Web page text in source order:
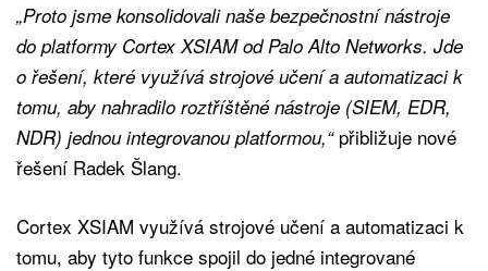
„Proto jsme konsolidovali naše bezpečnostní nástroje
do platformy Cortex XSIAM od Palo Alto Networks. Jde
o řešení, které využívá strojové učení a automatizaci k
tomu, aby nahradilo roztříštěné nástroje (SIEM, EDR,
NDR) jednou integrovanou platformou,“přibližuje nové
řešení Radek Šlang.
Cortex XSIAM využívá strojové učení a automatizaci k
tomu, aby tyto funkce spojil do jedné integrované